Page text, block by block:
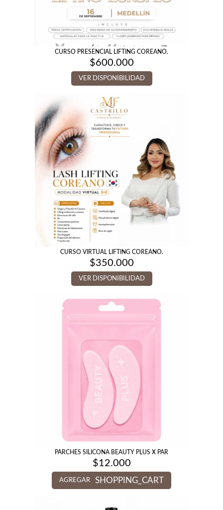
CURSO PRESENCIAL LIFTING COREANO.
$600.000
VER DISPONIBILIDAD
CURSO VIRTUAL LIFTING COREANO.
$350.000
VER DISPONIBILIDAD
PARCHES SILICONA BEAUTY PLUS X PAR
$12.000
AGREGAR SHOPPING_CART